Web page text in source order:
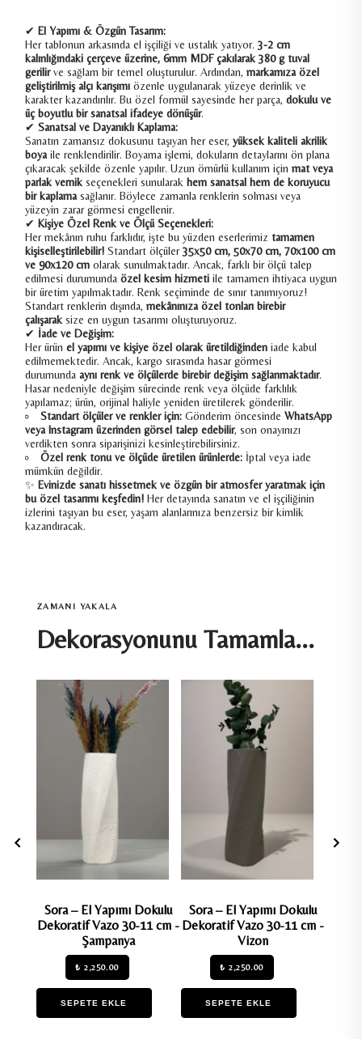
✔ El Yapımı & Özgün Tasarım:
Her tablonun arkasında el işçiliği ve ustalık yatıyor. 3-2 cm
kalınlığındaki çerçeve üzerine, 6mm MDF çakılarak 380 g tuval
gerilirve sağlam bir temel oluşturulur. Ardından, markamıza özel
geliştirilmiş alçı karışımı özenle uygulanarak yüzeye derinlik ve
karakter kazandırılır. Bu özel formül sayesinde her parça, dokulu ve
üç boyutlu bir sanatsal ifadeye dönüşür.
✔ Sanatsal ve Dayanıklı Kaplama:
Sanatın zamansız dokusunu taşıyan her eser, yüksek kaliteli akrilik
boya ile renklendirilir. Boyama işlemi, dokuların detaylarını ön plana
çıkaracak şekilde özenle yapılır. Uzun ömürlü kullanım için mat veya
parlak vernik seçenekleri sunularak hem sanatsal hem de koruyucu
bir kaplama sağlanır. Böylece zamanla renklerin solması veya
yüzeyin zarar görmesi engellenir.
✔ Kişiye Özel Renk ve Ölçü Seçenekleri:
Her mekânın ruhu farklıdır, işte bu yüzden eserlerimiz tamamen
kişiselleştirilebilir! Standart ölçüler35x50 cm, 50x70 cm, 70x100 cm
ve 90x120 cm olarak sunulmaktadır. Ancak, farklı bir ölçü talep
edilmesi durumunda özel kesim hizmeti ile tamamen ihtiyaca uygun
bir üretim yapılmaktadır. Renk seçiminde de sınır tanımıyoruz!
Standart renklerin dışında, mekânınıza özel tonları birebir
çalışarak size en uygun tasarımı oluşturuyoruz.
✔ İade ve Değişim:
Her ürün el yapımı ve kişiye özel olarak üretildiğinden iade kabul
edilmemektedir. Ancak, kargo sırasında hasar görmesi
durumunda aynı renk ve ölçülerde birebir değişim sağlanmaktadır.
Hasar nedeniyle değişim sürecinde renk veya ölçüde farklılık
yapılamaz; ürün, orijinal haliyle yeniden üretilerek gönderilir.
Standart ölçüler ve renkler için: Gönderim öncesinde WhatsApp
veya Instagram üzerinden görsel talep edebilir, son onayınızı
verdikten sonra siparişinizi kesinleştirebilirsiniz.
Özel renk tonu ve ölçüde üretilen ürünlerde: İptal veya iade
mümkün değildir.
✨ Evinizde sanatı hissetmek ve özgün bir atmosfer yaratmak için
bu özel tasarımı keşfedin! Her detayında sanatın ve el işçiliğinin
izlerini taşıyan bu eser, yaşam alanlarınıza benzersiz bir kimlik
kazandıracak.
ZAMANI YAKALA
Dekorasyonunu Tamamla...
Sora – El Yapımı Dokulu
Dekoratif Vazo 30-11 cm -
Şampanya
₺ 2,250.00
SEPETE EKLE
Sora – El Yapımı Dokulu
Dekoratif Vazo 30-11 cm -
Vizon
₺ 2,250.00
SEPETE EKLE